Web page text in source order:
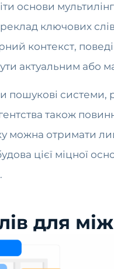
основи
ключових
контекст,
актуальним або
системи,
також
можна отримати
цієї міцної
для